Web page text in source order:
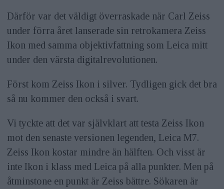
Därför var det väldigt överraskade när Carl Zeiss
under förra året lanserade sin retrokamera Zeiss
Ikon med samma objektivfattning som Leica mitt
under den värsta digitalrevolutionen.
Först kom Zeiss Ikon i silver. Tydligen gick det bra
så nu kommer den också i svart.
Vi tyckte att det var självklart att testa Zeiss Ikon
mot den senaste versionen legenden, Leica M7.
Zeiss Ikon kostar mindre än hälften. Och visst är
inte Ikon i klass med Leica på alla punkter. Men på
åtminstone en punkt är Zeiss bättre. Sökaren är